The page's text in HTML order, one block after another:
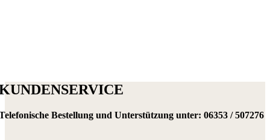
Bestellung und Unterstützung unter: 06353 / 507276